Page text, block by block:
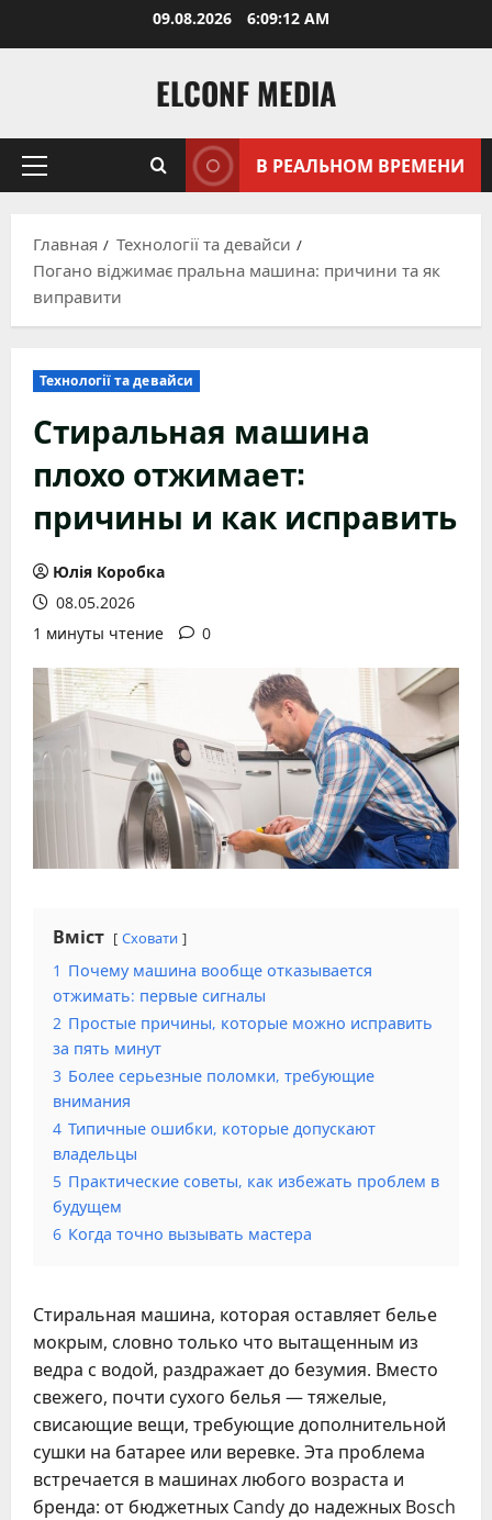
09.08.2026 6:09:14 AM
ELCONF MEDIA
Основное
В РЕАЛЬНОМ ВРЕМЕНИ
Главная
Технології та девайси
Погано віджимає пральна машина: причини та як
виправити
Технології та девайси
Стиральная машина
плохо отжимает:
причины и как исправить
Юлія Коробка
08.05.2026
1 минуты чтение
0
Вміст Сховати
1 Почему машина вообще отказывается
отжимать: первые сигналы
2 Простые причины, которые можно исправить
за пять минут
3 Более серьезные поломки, требующие
внимания
4 Типичные ошибки, которые допускают
владельцы
5 Практические советы, как избежать проблем в
будущем
6 Когда точно вызывать мастера
Стиральная машина, которая оставляет белье
мокрым, словно только что вытащенным из
ведра с водой, раздражает до безумия. Вместо
свежего, почти сухого белья — тяжелые,
свисающие вещи, требующие дополнительной
сушки на батарее или веревке. Эта проблема
встречается в машинах любого возраста и
бренда: от бюджетных Candy до надежных Bosch